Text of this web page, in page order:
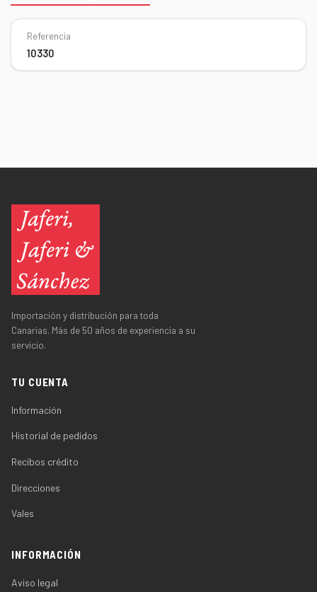
Referencia
10330
Importación y distribución para toda
Canarias. Más de 50 años de experiencia a su
servicio.
TU CUENTA
Información
Historial de pedidos
Recibos crédito
Direcciones
Vales
INFORMACIÓN
Aviso legal